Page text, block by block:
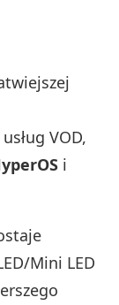
VOD,
i
Mini LED